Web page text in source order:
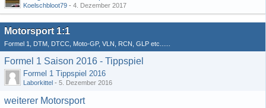
Koelschbloot79 - 4. Dezember 2017
Motorsport 1:1
Formel 1, DTM, DTCC, Moto-GP, VLN, RCN, GLP etc......
Formel 1 Saison 2016 - Tippspiel
Formel 1 Tippspiel 2016
Laborkittel - 5. Dezember 2016
weiterer Motorsport